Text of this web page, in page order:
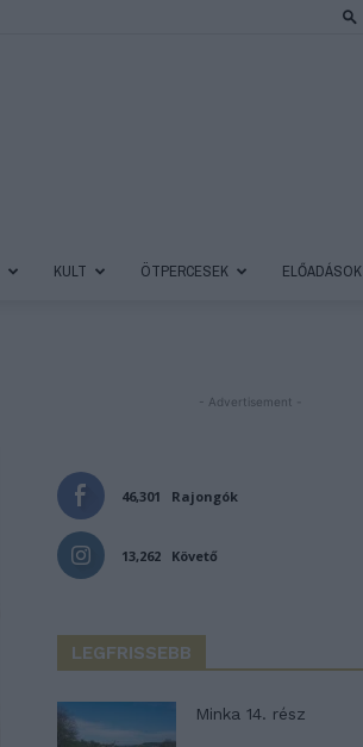
KULT ÖTPERCESEK ELŐADÁSOK
- Advertisement -
46,301 Rajongók
13,262 Követő
LEGFRISSEBB
Minka 14. rész